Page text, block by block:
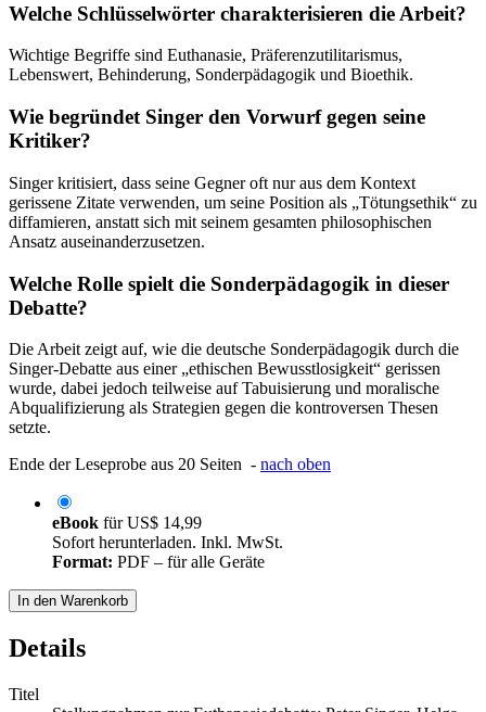
Welche Schlüsselwörter charakterisieren die Arbeit?
Wichtige Begriffe sind Euthanasie, Präferenzutilitarismus,
Lebenswert, Behinderung, Sonderpädagogik und Bioethik.
Wie begründet Singer den Vorwurf gegen seine
Kritiker?
Singer kritisiert, dass seine Gegner oft nur aus dem Kontext
gerissene Zitate verwenden, um seine Position als „Tötungsethik“ zu
diffamieren, anstatt sich mit seinem gesamten philosophischen
Ansatz auseinanderzusetzen.
Welche Rolle spielt die Sonderpädagogik in dieser
Debatte?
Die Arbeit zeigt auf, wie die deutsche Sonderpädagogik durch die
Singer-Debatte aus einer „ethischen Bewusstlosigkeit“ gerissen
wurde, dabei jedoch teilweise auf Tabuisierung und moralische
Abqualifizierung als Strategien gegen die kontroversen Thesen
setzte.
Ende der Leseprobe aus 20 Seiten - nach oben
eBook fürUS$ 14,99
Sofort herunterladen. Inkl. MwSt.
Format: PDF – für alle Geräte
In den Warenkorb
Details
Titel